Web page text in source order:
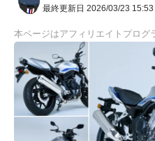
最終更新日 2026/03/23 15:53
本ページはアフィリエイトプログ